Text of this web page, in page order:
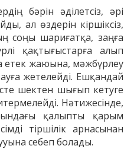
бәрін әділетсіз, әрі
ал өздерін кіршіксіз,
соңы шариғатқа, заңға
қақтығыстарға алып
етек жаюына, мәжбүрлеу
жетелейді. Ешқандай
шектен шығып кетуге
Нәтижесінде,
қалыпты қарым
тіршілік арнасынан
себеп болады.